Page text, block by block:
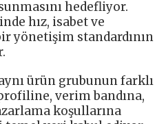
hedefliyor.
hız, isabet ve
yönetişim standardının
ürün grubunun farklı
verim bandına,
koşullarına